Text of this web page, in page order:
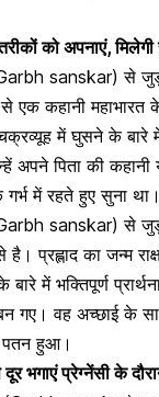
को अपनाएं,
(Garbh sanskar) से
से एक कहानी
में घुसने के बारे
अपने पिता की
में रहते हुए सुना
sanskar) से
से है। प्रह्लाद का जन्म
बारे में भक्तिपूर्ण
गए। वह अच्छाई के
पतन हुआ।
भगाएं प्रेग्नेंसी के